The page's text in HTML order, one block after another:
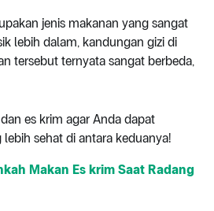
jenis makanan yang sangat
lebih dalam, kandungan gizi di
tersebut ternyata sangat berbeda,
es krim agar Anda dapat
sehat di antara keduanya!
Makan Es krim Saat Radang